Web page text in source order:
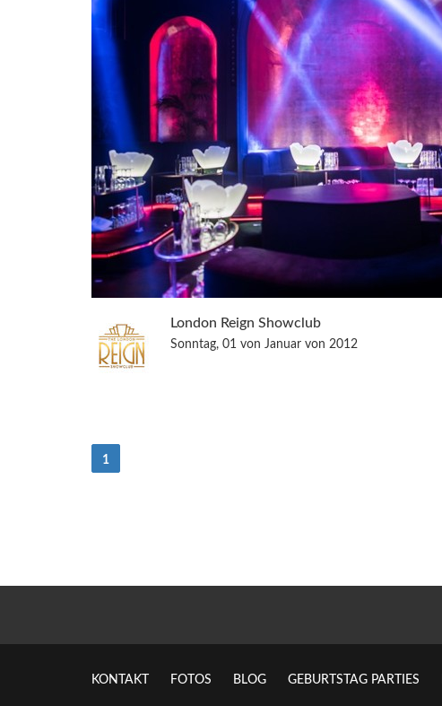
London Reign Showclub
Sonntag, 01 von Januar von 2012
1
KONTAKT FOTOS BLOG GEBURTSTAG PARTIES